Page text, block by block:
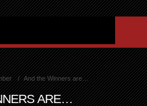
And the Winners are…
ARE…